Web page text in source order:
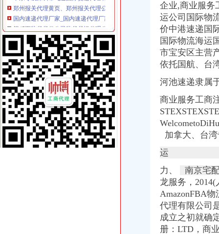
国内速递代理厂家_国内速递代理厂家/公司-阿里巴巴公司黄页
第45页装货货代公司装货货运代理公司黄页装货货代企业查询-
海haiyao品牌代理招商-招商加盟-globrand（全球品牌网）
中原地产免中介费家代理“重庆瑞安天地”-房产新闻-重庆搜狐焦点网
中原地产免中介费家代理“重庆瑞安天地”-房产新闻-重庆搜狐焦点网
重庆地铁隧道项目引进盾构机设备招标报关代理公司
重庆恒信天地房地产代理有限公司发展战略研究-收费硕士博士论文-论
重庆市衣服快递到爱尔兰价格门到门国际包税出口服务（图）-供应信
关于公布国际货物运输代理企业名单的通知-法规库-110网
重庆易亿服装贸易有限公司,主营：服装服饰,箱包设计及销售；品
比利时PP保险杠进口清关代理公司|如何操作_云同盟
广州机场UPS报关代理_志趣网
香港进口花王眼罩清关到重庆】国际进口物流,价格,厂家,供应
【重庆渝中区化龙桥】企业|厂家|黄页|名录_第3页_顺企网
【重庆北京天地顺聘货运代理公司】网点,地址,电话,营业时间-大
重庆易亿服装贸易有限公司,主营：服装服饰,箱包设计及销售；品
第45页装货货代公司装货货运代理公司黄页装货货代企业查询-
企业,商业服务
运公司国际物
价中港速递国
国际物流海运
市宝安区主营
依托国航、台
河池速递隶属
商业服务工商
加拿大、台
运
力、
南京宅
龙服务，
AmazonFBA
代理有限公司
成立之初就确
册：LTD，商